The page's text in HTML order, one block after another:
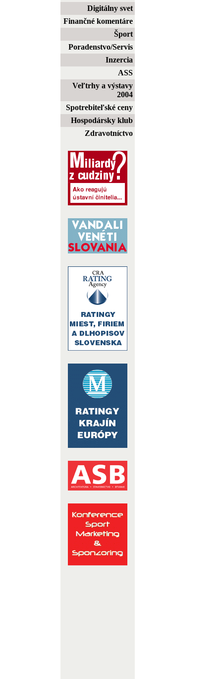
Digitálny svet
Finančné komentáre
Šport
Poradenstvo/Servis
Inzercia
ASS
Veľtrhy a výstavy
2004
Spotrebiteľské ceny
Hospodársky klub
Zdravotníctvo